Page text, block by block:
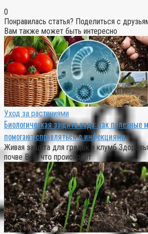
0
Понравилась статья? Поделиться с
Вам также может быть интересно
Уход за растениями
Биологическая защита сада: как полезные
помогают справляться с инфекциями
Живая защита для грядок и клумб
почве Все, что происходит